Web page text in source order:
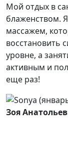
Мой отдых в
блаженством.
массажем,
восстановить
уровне, а
активным и
еще раз!
Зоя